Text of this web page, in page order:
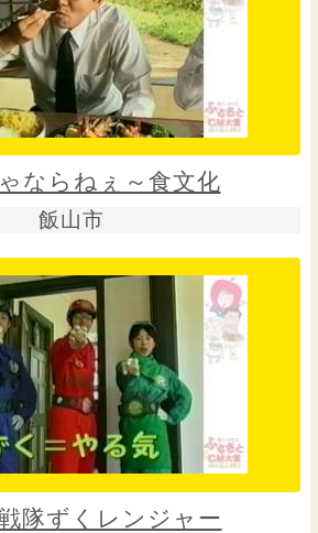
ならねぇ～食文化
飯山市
隊ずくレンジャー